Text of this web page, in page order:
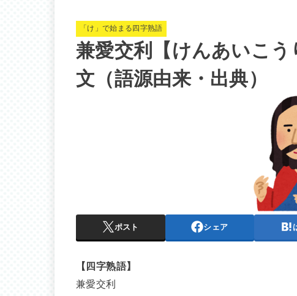
「け」で始まる四字熟語
兼愛交利【けんあいこ
文（語源由来・出典）
ポスト シェア
【四字熟語】
兼愛交利